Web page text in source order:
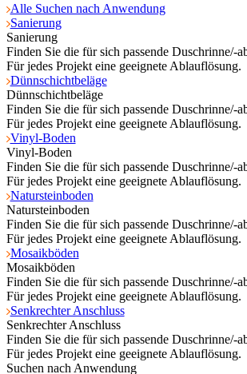
Alle Suchen nach Anwendung
Sanierung
Sanierung
Finden Sie die für sich passende Duschrinne/-
Für jedes Projekt eine geeignete Ablauflösung.
Dünnschichtbeläge
Dünnschichtbeläge
Finden Sie die für sich passende Duschrinne/-
Für jedes Projekt eine geeignete Ablauflösung.
Vinyl-Boden
Vinyl-Boden
Finden Sie die für sich passende Duschrinne/-
Für jedes Projekt eine geeignete Ablauflösung.
Natursteinboden
Natursteinboden
Finden Sie die für sich passende Duschrinne/-
Für jedes Projekt eine geeignete Ablauflösung.
Mosaikböden
Mosaikböden
Finden Sie die für sich passende Duschrinne/-
Für jedes Projekt eine geeignete Ablauflösung.
Senkrechter Anschluss
Senkrechter Anschluss
Finden Sie die für sich passende Duschrinne/-
Für jedes Projekt eine geeignete Ablauflösung.
Suchen nach Anwendung